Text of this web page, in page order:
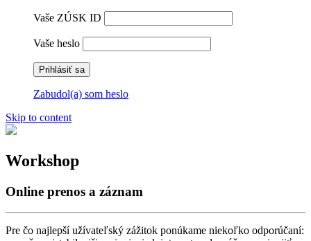
Vaše ZÚSK ID
Vaše heslo
Zabudol(a) som heslo
Skip to content
Workshop
Online prenos a záznam
Pre čo najlepší užívateľský zážitok ponúkame niekoľko odporúčaní: